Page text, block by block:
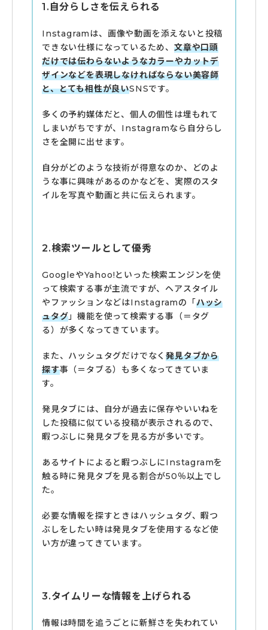
1.自分らしさを伝えられる
Instagramは、画像や動画を添えないと投稿
できない仕様になっているため、 文章や口頭
だけでは伝わらないようなカラーやカットデ
ザインなどを表現しなければならない美容師
と、とても相性が良いSNSです。
多くの予約媒体だと、個人の個性は埋もれて
しまいがちですが、Instagramなら自分らし
さを全開に出せます。
自分がどのような技術が得意なのか、どのよ
うな事に興味があるのかなどを、実際のスタ
イルを写真や動画と共に伝えられます。
2.検索ツールとして優秀
GoogleやYahoo!といった検索エンジンを使
って検索する事が主流ですが、ヘアスタイル
やファッションなどはInstagramの「ハッシ
ュタグ」機能を使って検索する事（＝タグ
る）が多くなってきています。
また、ハッシュタグだけでなく発見タブから
探す事（＝タブる）も多くなってきていま
す。
発見タブには、自分が過去に保存やいいねを
した投稿に似ている投稿が表示されるので、
暇つぶしに発見タブを見る方が多いです。
あるサイトによると暇つぶしにInstagramを
触る時に発見タブを見る割合が50％以上でし
た。
必要な情報を探すときはハッシュタグ、暇つ
ぶしをしたい時は発見タブを使用するなど使
い方が違ってきています。
3.タイムリーな情報を上げられる
情報は時間を追うごとに新鮮さを失われてい